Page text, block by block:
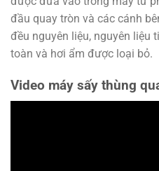
đầu quay tròn và các cánh
đều nguyên liệu, nguyên liệu
toàn và hơi ẩm được loại bỏ.
Video máy sấy thùng